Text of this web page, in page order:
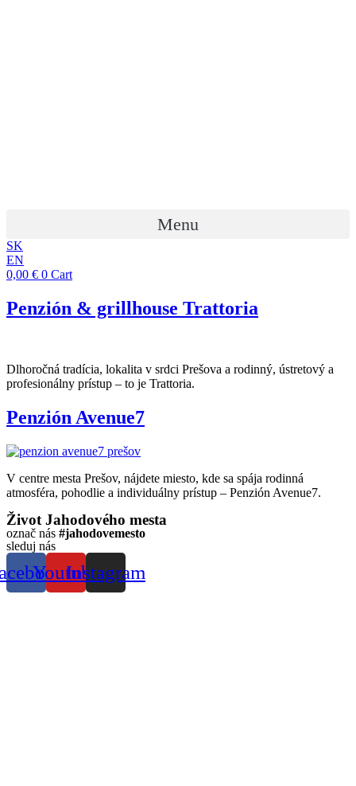
Menu
SK
EN
0,00 € 0 Cart
Penzión & grillhouse Trattoria
Dlhoročná tradícia, lokalita v srdci Prešova a rodinný, ústretový a
profesionálny prístup – to je Trattoria.
Penzión Avenue7
V centre mesta Prešov, nájdete miesto, kde sa spája rodinná
atmosféra, pohodlie a individuálny prístup – Penzión Avenue7.
Život Jahodového mesta
označ nás #jahodovemesto
sleduj nás
YoutubeInstagram